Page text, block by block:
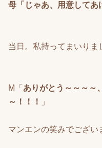
母「じゃあ、用意してあ
当日。私持ってまいりま
M「 ありがとう～～～～
～！！！
」
マンエンの笑みでござい